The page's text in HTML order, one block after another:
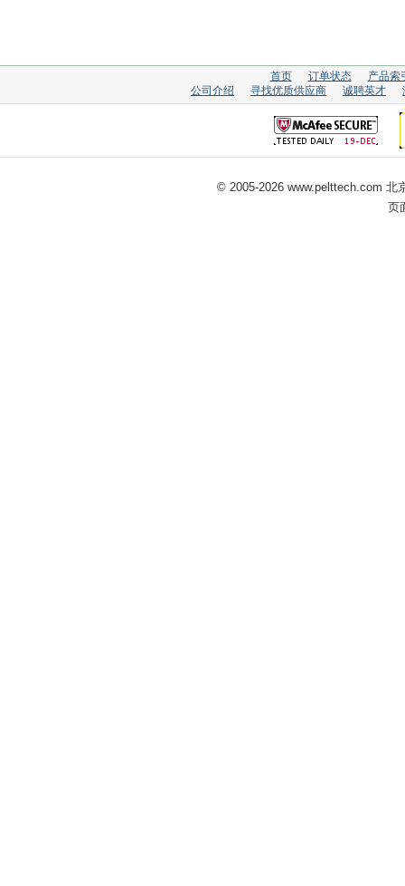
首页 订单状态
产品索
公司介绍
寻找优质供应商 诚聘英才
© 2005-2026 www.pelttech.com 北
页